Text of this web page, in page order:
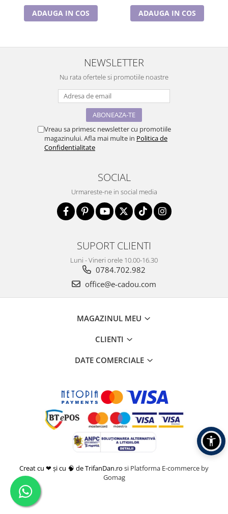
ADAUGA IN COS ADAUGA IN COS
NEWSLETTER
Nu rata ofertele si promotiile noastre
Vreau sa primesc newsletter cu promotiile
magazinului. Afla mai multe in Politica de
Confidentialitate
SOCIAL
Urmareste-ne in social media
SUPORT CLIENTI
Luni - Vineri orele 10.00-16.30
0784.702.982
office@e-cadou.com
MAGAZINUL MEU
CLIENTI
DATE COMERCIALE
Creat cu ❤ și cu 🧠 de TrifanDan.ro si Platforma E-commerce by
Gomag